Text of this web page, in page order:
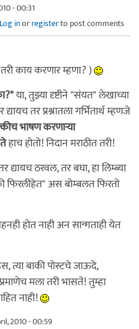
- 00:31
Log inorregisterto post comments
काय करणार म्हणा? )
या, तुझ्या दृष्टीने "संयत" लेखाच्या
तर प्रश्नातला गर्भितार्थ म्हणजे
भाषण करणार्‍या
हाच होतो! निदान मराठीत तरी!
द्यायच ठरवल, तर बघा, हा लिम्ब्या
फिरलीहेत" अस बोम्बलत फिरतो
होत नाही अन सान्गताही येत
त्या बाकी पोस्टचे जाऊदे,
मला तरी भासते! तुम्हा
नाही!
2010 - 00:59